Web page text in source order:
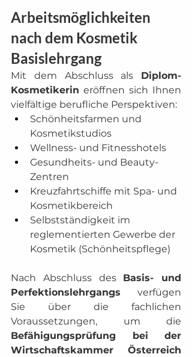
Arbeitsmöglichkeiten
nach dem Kosmetik
Basislehrgang
Mit dem Abschluss als Diplom-
Kosmetikerin eröffnen sich Ihnen
vielfältige berufliche Perspektiven:
Schönheitsfarmen und
Kosmetikstudios
Wellness- und Fitnesshotels
Gesundheits- und Beauty-
Zentren
Kreuzfahrtschiffe mit Spa- und
Kosmetikbereich
Selbstständigkeit im
reglementierten Gewerbe der
Kosmetik (Schönheitspflege)
Nach Abschluss des Basis- und
Perfektionslehrgangs verfügen
Sie über die fachlichen
Befähigungsprüfung bei der
Wirtschaftskammer Österreich